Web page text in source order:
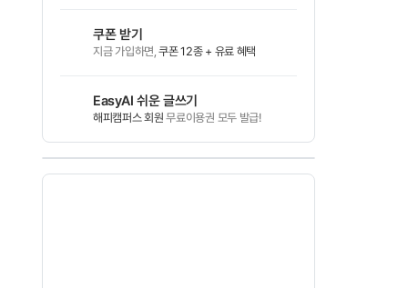
쿠폰 받기
지금 가입하면,쿠폰 12종 + 유료 혜택
EasyAI 쉬운 글쓰기
해피캠퍼스 회원 무료이용권 모두 발급!